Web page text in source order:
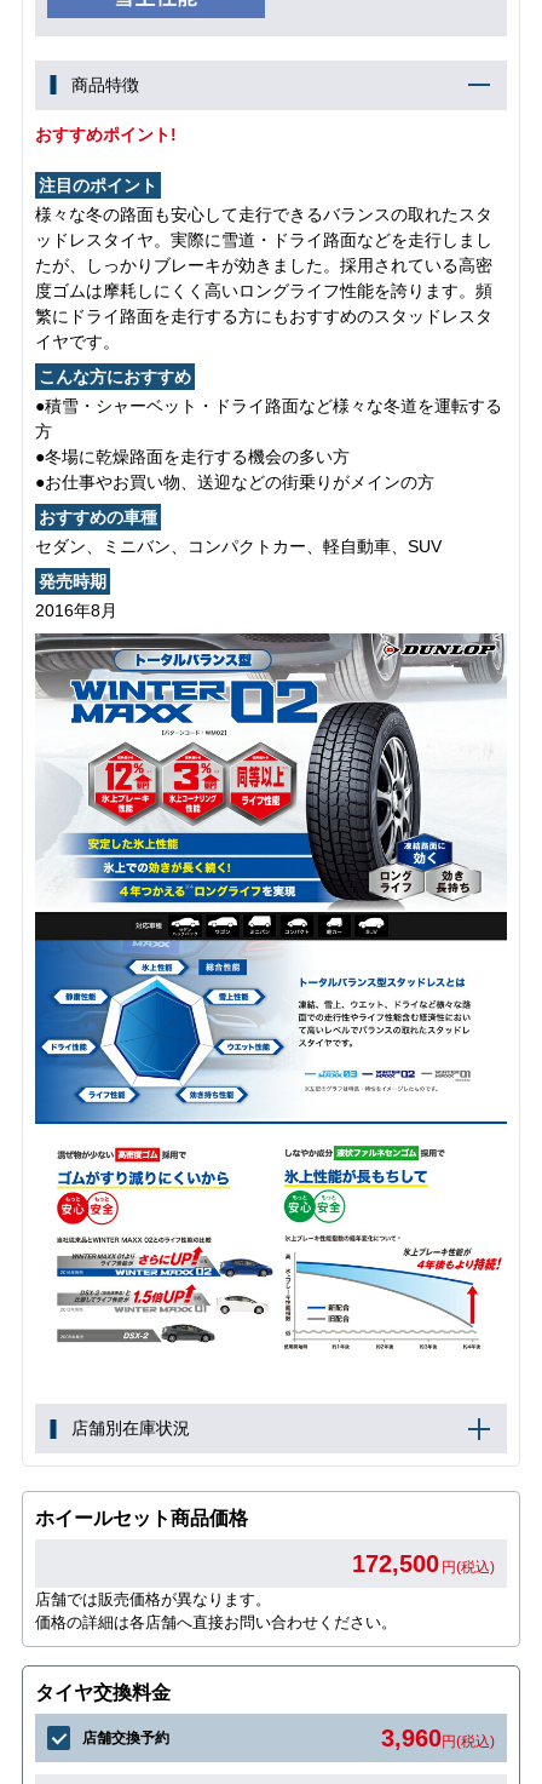
商品特徴
おすすめポイント!
注目のポイント
様々な冬の路面も安心して走行できるバランスの取れたスタ
ッドレスタイヤ。実際に雪道・ドライ路面などを走行しまし
たが、しっかりブレーキが効きました。採用されている高密
度ゴムは摩耗しにくく高いロングライフ性能を誇ります。頻
繁にドライ路面を走行する方にもおすすめのスタッドレスタ
イヤです。
こんな方におすすめ
●積雪・シャーベット・ドライ路面など様々な冬道を運転する
方
●冬場に乾燥路面を走行する機会の多い方
●お仕事やお買い物、送迎などの街乗りがメインの方
おすすめの車種
セダン、ミニバン、コンパクトカー、軽自動車、SUV
発売時期
2016年8月
店舗別在庫状況
ホイールセット商品価格
172,500 円(税込)
店舗では販売価格が異なります。
価格の詳細は各店舗へ直接お問い合わせください。
タイヤ交換料金
店舗交換予約 3,960円(税込)